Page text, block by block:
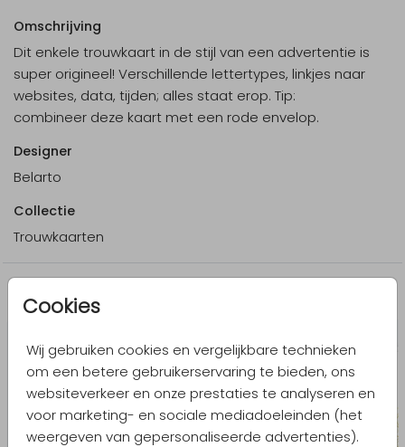
Cookies
Wij gebruiken cookies en vergelijkbare technieken
om een betere gebruikerservaring te bieden, ons
websiteverkeer en onze prestaties te analyseren en
voor marketing- en sociale mediadoeleinden (het
weergeven van gepersonaliseerde advertenties).
Omschrijving
Dit enkele trouwkaart in de stijl van een advertentie is
super origineel! Verschillende lettertypes, linkjes naar
websites, data, tijden; alles staat erop. Tip:
combineer deze kaart met een rode envelop.
Designer
Belarto
Collectie
Trouwkaarten
Meer in dezelfde stijl